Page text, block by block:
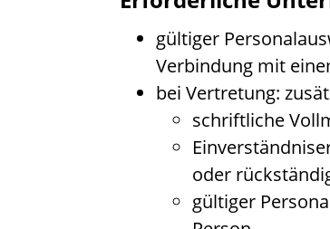
gültiger
Verbindung mit
bei Vertretung:
schriftliche
oder
gültiger